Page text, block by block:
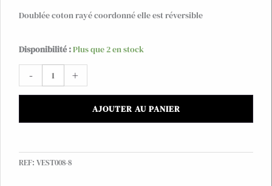
Doublée coton rayé coordonné elle est réversible
Disponibilité :Plus que 2 en stock
-
quantité
de
Veste
en
#9,
TU
+
AJOUTER AU PANIER
REF: VEST008-8